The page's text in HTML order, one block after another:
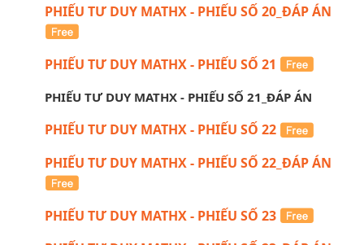
PHIẾU TƯ DUY MATHX - PHIẾU SỐ 20_ĐÁP ÁN
PHIẾU TƯ DUY MATHX - PHIẾU SỐ 21
PHIẾU TƯ DUY MATHX - PHIẾU SỐ 21_ĐÁP ÁN
PHIẾU TƯ DUY MATHX - PHIẾU SỐ 22
PHIẾU TƯ DUY MATHX - PHIẾU SỐ 22_ĐÁP ÁN
PHIẾU TƯ DUY MATHX - PHIẾU SỐ 23